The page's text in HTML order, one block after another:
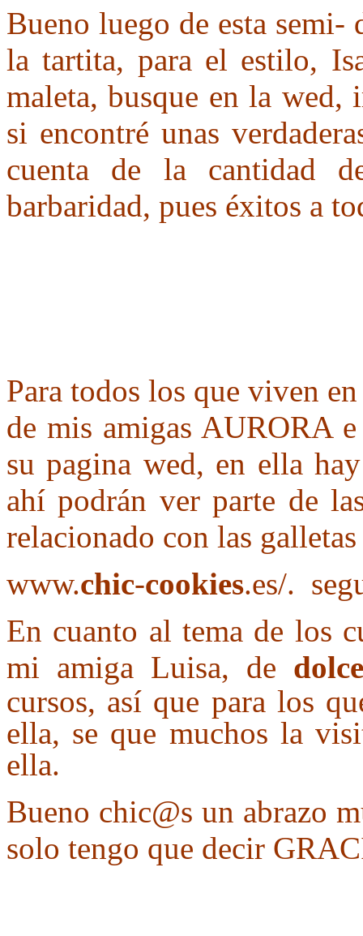
Bueno luego de esta semi-
la tartita, para el estilo,
maleta, busque en la wed,
si encontré unas
cuenta de la cantidad
barbaridad, pues éxitos a
Para todos los que viven
de mis amigas AURORA
su pagina wed, en ella
ahí podrán ver parte de
relacionado con las
www.chic-cookies.es/.
En cuanto al tema de los
mi amiga Luisa, de
cursos, así que para los
ella, se que muchos la
ella.
Bueno chic@s un abrazo
solo tengo que decir